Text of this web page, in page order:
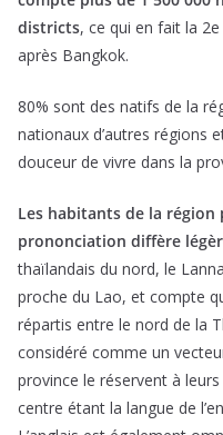
districts, ce qui en fait la
après Bangkok.
80% sont des natifs de la
nationaux d’autres régions
douceur de vivre dans la
Les habitants de la
prononciation diffère
thaïlandais du nord, le
proche du Lao, et compte
répartis entre le nord de la
considéré comme un
province le réservent à
centre étant la langue de